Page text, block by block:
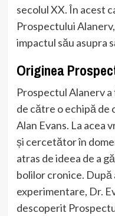
secolul XX. În acest
Prospectului
impactul său asupra
Originea
Prospectul Alanerv
de către o echipă
Alan Evans. La acea
și cercetător în
atras de ideea de a
bolilor cronice. După
experimentare, Dr.
descoperit